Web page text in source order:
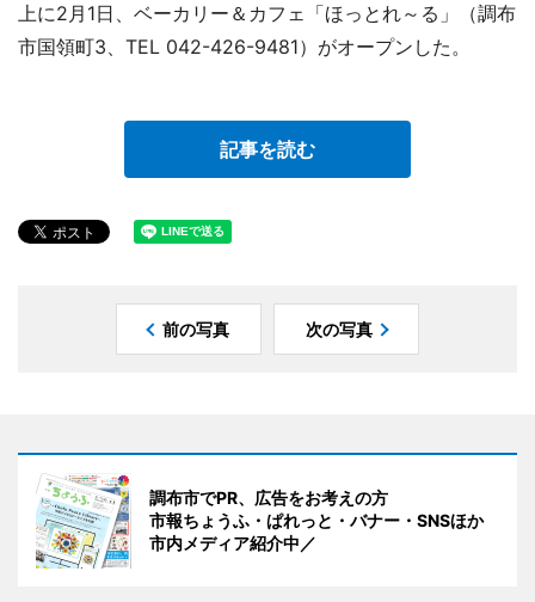
上に2月1日、ベーカリー＆カフェ「ほっとれ～る」（調布
市国領町3、TEL 042-426-9481）がオープンした。
記事を読む
前の写真 次の写真
調布市でPR、広告をお考えの方
市報ちょうふ・ぱれっと・バナー・SNSほか
市内メディア紹介中／